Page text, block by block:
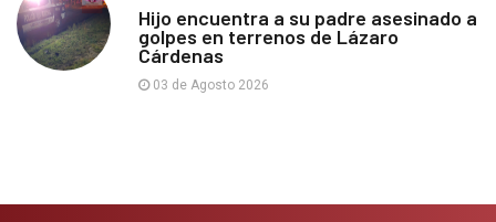
Hijo encuentra a su padre asesinado a
golpes en terrenos de Lázaro
Cárdenas
03 de Agosto 2026